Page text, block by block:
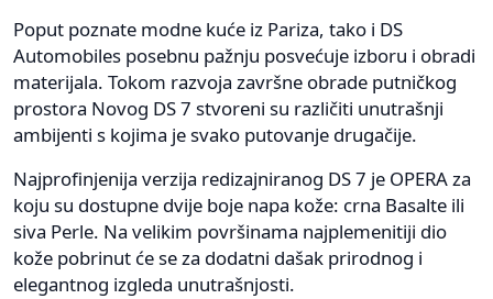
Poput poznate modne kuće iz Pariza, tako i DS
Automobiles posebnu pažnju posvećuje izboru i obradi
materijala. Tokom razvoja završne obrade putničkog
prostora Novog DS 7 stvoreni su različiti unutrašnji
ambijenti s kojima je svako putovanje drugačije.
Najprofinjenija verzija redizajniranog DS 7 je OPERA za
koju su dostupne dvije boje napa kože: crna Basalte ili
siva Perle. Na velikim površinama najplemenitiji dio
kože pobrinut će se za dodatni dašak prirodnog i
elegantnog izgleda unutrašnjosti.